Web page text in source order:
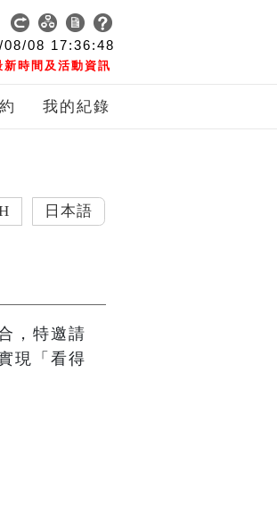
08/08 17:36:49
時間及活動資訊
我的紀錄
語
，特邀請
現「看得